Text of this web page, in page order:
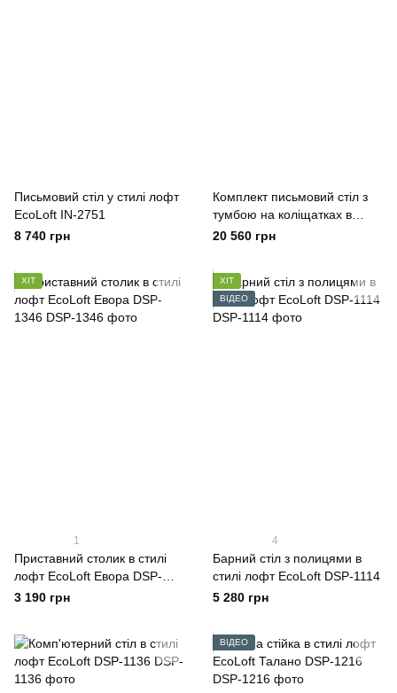
Письмовий стіл у стилі лофт
EcoLoft IN-2751
8 740 грн
Комплект письмовий стіл з
тумбою на коліщатках в
стилі лофт EcoLoft Крейтон
20 560 грн
ХІТ
1
Приставний столик в стилі
лофт EcoLoft Евора DSP-
1346
3 190 грн
ХІТ
ВІДЕО
4
Барний стіл з полицями в
стилі лофт EcoLoft DSP-1114
5 280 грн
ВІДЕО